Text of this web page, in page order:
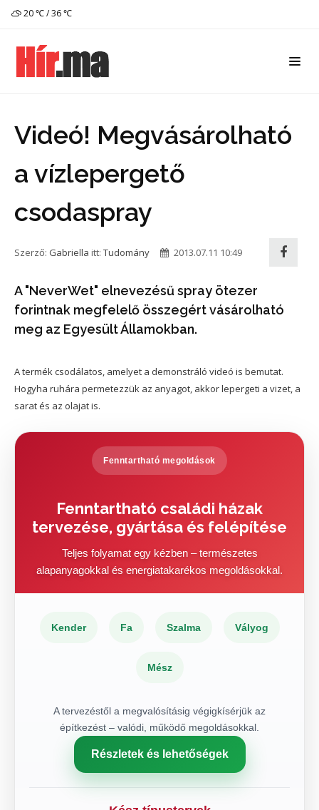
20 ℃ / 36 ℃
Videó! Megvásárolható
a vízlepergető
csodaspray
Szerző: Gabriella itt: Tudomány 2013.07.11 10:49
A "NeverWet" elnevezésű spray ötezer
forintnak megfelelő összegért vásárolható
meg az Egyesült Államokban.
A termék csodálatos, amelyet a demonstráló videó is bemutat.
Hogyha ruhára permetezzük az anyagot, akkor lepergeti a vizet, a
sarat és az olajat is.
Fenntartható megoldások
Fenntartható családi házak
tervezése, gyártása és felépítése
Teljes folyamat egy kézben – természetes
alapanyagokkal és energiatakarékos megoldásokkal.
Kender Fa Szalma Vályog
Mész
A tervezéstől a megvalósításig végigkísérjük az
építkezést – valódi, működő megoldásokkal.
Részletek és lehetőségek